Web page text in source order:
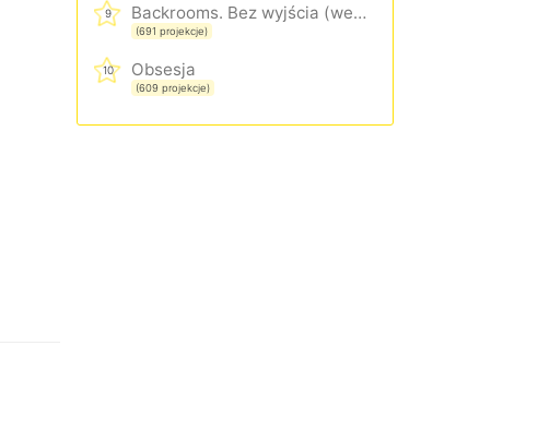
9 Backrooms. Bez wyjścia (wersja rozszerzona)
(691 projekcje)
10 Obsesja
(609 projekcje)